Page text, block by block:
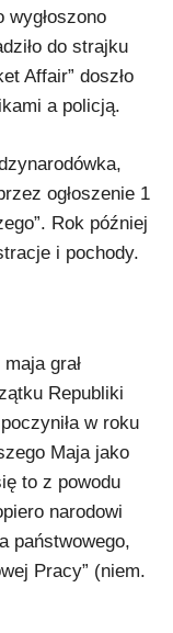
do strajku
Affair” doszło
a policją.
ogłoszenie 1
Rok później
i pochody.
grał
Republiki
w roku
Maja jako
to z powodu
narodowi
państwowego,
Pracy” (niem.